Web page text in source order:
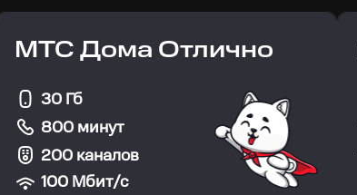
МТС Дома Отлично
30 Гб
800 минут
200 каналов
100Мбит/с